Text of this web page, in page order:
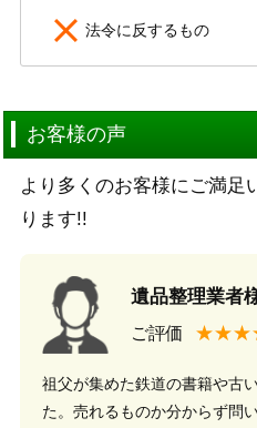
法令に反するもの
お客様の声
より多くのお客様にご満足
ります!!
遺品整理業者
ご評価
祖父が集めた鉄道の書籍や古
た。売れるものか分からず問